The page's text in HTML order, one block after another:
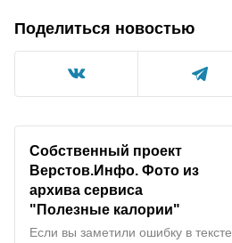
Поделиться новостью
Собственный проект
Верстов.Инфо. Фото из
архива сервиса
"Полезные калории"
Если вы заметили ошибку в тексте,